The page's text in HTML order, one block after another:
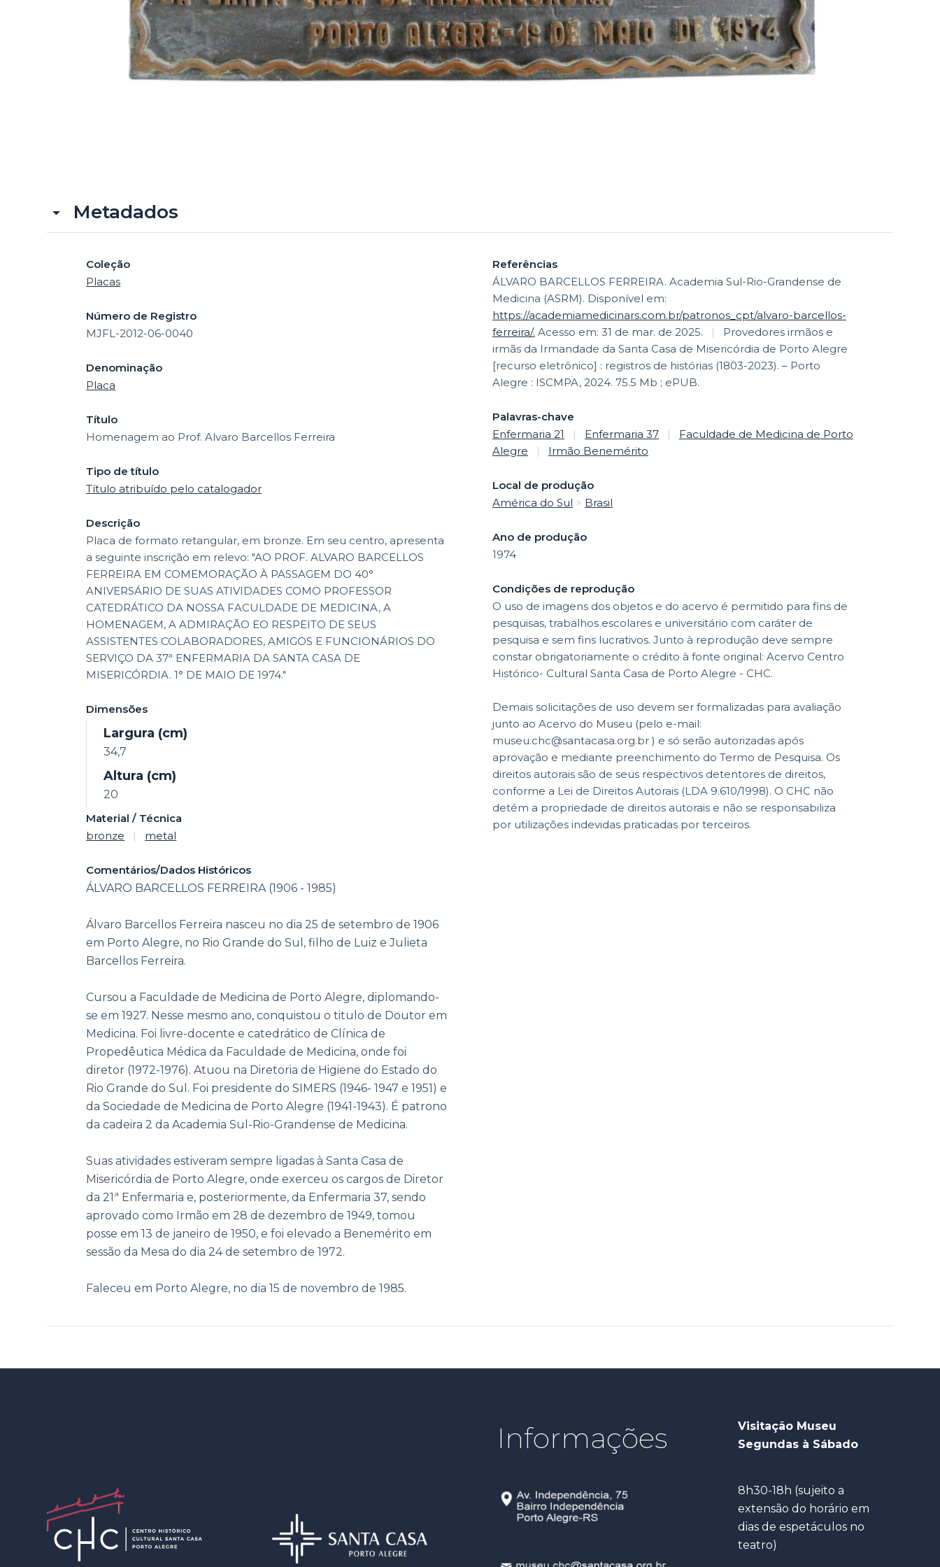
Metadados
Coleção
Placas
Número de Registro
MJFL-2012-06-0040
Denominação
Placa
Título
Homenagem ao Prof. Alvaro Barcellos Ferreira
Tipo de título
Título atribuído pelo catalogador
Descrição
Placa de formato retangular, em bronze. Em seu centro, apresenta
a seguinte inscrição em relevo: "AO PROF. ALVARO BARCELLOS
FERREIRA EM COMEMORAÇÃO À PASSAGEM DO 40°
ANIVERSÁRIO DE SUAS ATIVIDADES COMO PROFESSOR
CATEDRÁTICO DA NOSSA FACULDADE DE MEDICINA, A
HOMENAGEM, A ADMIRAÇÃO EO RESPEITO DE SEUS
ASSISTENTES COLABORADORES, AMIGOS E FUNCIONÁRIOS DO
SERVIÇO DA 37ª ENFERMARIA DA SANTA CASA DE
MISERICÓRDIA. 1° DE MAIO DE 1974."
Dimensões
Largura (cm)
34,7
Altura (cm)
20
Material / Técnica
bronze
| metal
Comentários/Dados Históricos
ÁLVARO BARCELLOS FERREIRA (1906 - 1985)
Álvaro Barcellos Ferreira nasceu no dia 25 de setembro de 1906
em Porto Alegre, no Rio Grande do Sul, filho de Luiz e Julieta
Barcellos Ferreira.
Cursou a Faculdade de Medicina de Porto Alegre, diplomando-
se em 1927. Nesse mesmo ano, conquistou o titulo de Doutor em
Medicina. Foi livre-docente e catedrático de Clínica de
Propedêutica Médica da Faculdade de Medicina, onde foi
diretor (1972-1976). Atuou na Diretoria de Higiene do Estado do
Rio Grande do Sul. Foi presidente do SIMERS (1946- 1947 e 1951) e
da Sociedade de Medicina de Porto Alegre (1941-1943). É patrono
da cadeira 2 da Academia Sul-Rio-Grandense de Medicina.
Suas atividades estiveram sempre ligadas à Santa Casa de
Misericórdia de Porto Alegre, onde exerceu os cargos de Diretor
da 21ª Enfermaria e, posteriormente, da Enfermaria 37, sendo
aprovado como Irmão em 28 de dezembro de 1949, tomou
posse em 13 de janeiro de 1950, e foi elevado a Benemérito em
sessão da Mesa do dia 24 de setembro de 1972.
Faleceu em Porto Alegre, no dia 15 de novembro de 1985.
Referências
ÁLVARO BARCELLOS FERREIRA. Academia Sul-Rio-Grandense de
Medicina (ASRM). Disponível em:
https://academiamedicinars.com.br/patronos_cpt/alvaro-barcellos-
ferreira/. Acesso em: 31 de mar. de 2025. |
Provedores irmãos e
irmãs da Irmandade da Santa Casa de Misericórdia de Porto Alegre
[recurso eletrônico] : registros de histórias (1803-2023). – Porto
Alegre : ISCMPA, 2024. 75.5 Mb ; ePUB.
Palavras-chave
Enfermaria 21
| Enfermaria 37 |
Faculdade de Medicina de Porto
Alegre
| Irmão Benemérito
Local de produção
América do Sul > Brasil
Ano de produção
1974
Condições de reprodução
O uso de imagens dos objetos e do acervo é permitido para fins de
pesquisas, trabalhos escolares e universitário com caráter de
pesquisa e sem fins lucrativos. Junto à reprodução deve sempre
constar obrigatoriamente o crédito à fonte original: Acervo Centro
Histórico- Cultural Santa Casa de Porto Alegre - CHC.
Demais solicitações de uso devem ser formalizadas para avaliação
junto ao Acervo do Museu (pelo e-mail:
museu.chc@santacasa.org.br ) e só serão autorizadas após
aprovação e mediante preenchimento do Termo de Pesquisa. Os
direitos autorais são de seus respectivos detentores de direitos,
conforme a Lei de Direitos Autorais (LDA 9.610/1998). O CHC não
detém a propriedade de direitos autorais e não se responsabiliza
por utilizações indevidas praticadas por terceiros.
Informações
Visitação Museu
Segundas à Sábado
8h30-18h (sujeito a
extensão do horário em
dias de espetáculos no
teatro)